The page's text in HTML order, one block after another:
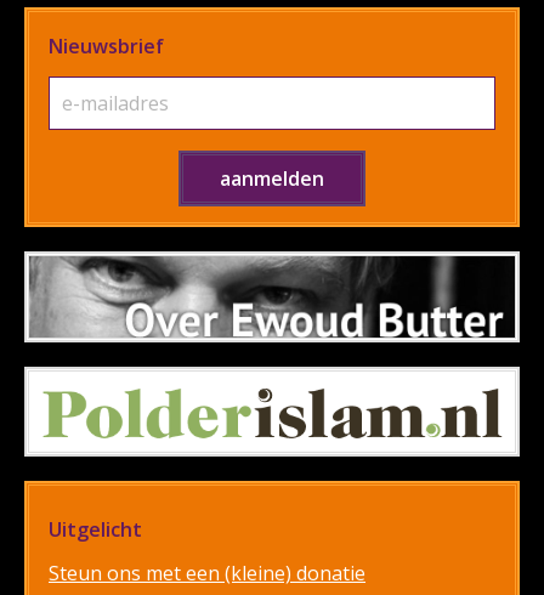
Nieuwsbrief
Uitgelicht
Steun ons met een (kleine) donatie